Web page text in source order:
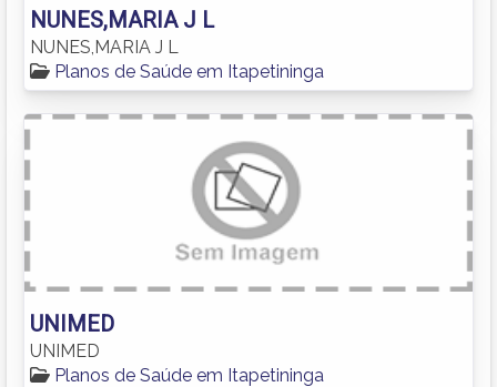
NUNES,MARIA J L
NUNES,MARIA J L
Planos de Saúde em Itapetininga
UNIMED
UNIMED
Planos de Saúde em Itapetininga